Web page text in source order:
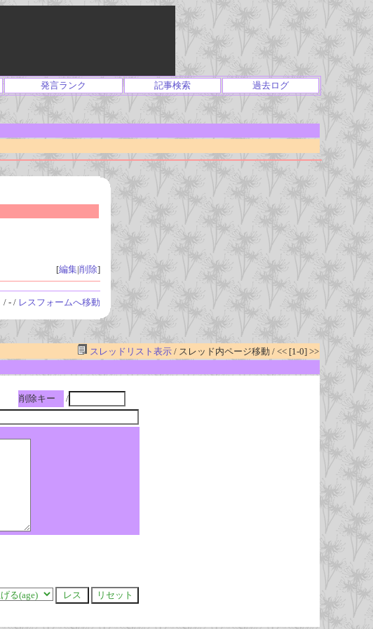
発言ランク 記事検索 過去ログ
[編集|削除]
/ - / レスフォームへ移動
スレッドリスト表示/ スレッド内ページ移動 / << [1-0] >>
削除キー
/